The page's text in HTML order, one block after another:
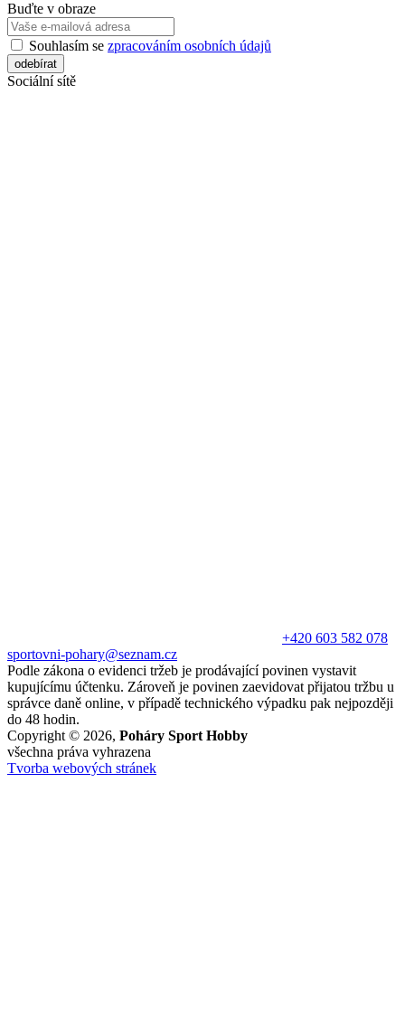
Buďte v obraze
Souhlasím se zpracováním osobních údajů
Sociální sítě
+420 603 582 078
sportovni-pohary@seznam.cz
Podle zákona o evidenci tržeb je prodávající povinen vystavit
kupujícímu účtenku. Zároveň je povinen zaevidovat přijatou tržbu u
správce daně online, v případě technického výpadku pak nejpozději
do 48 hodin.
Copyright © 2026, Poháry Sport Hobby
všechna práva vyhrazena
Tvorba webových stránek